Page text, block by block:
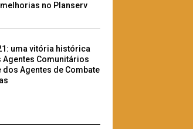
no Planserv
uma vitória histórica
Agentes Comunitários
dos Agentes de Combate